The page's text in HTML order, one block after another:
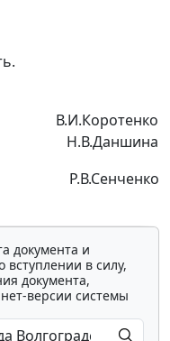
В.И.Коротенко
Н.В.Даншина
Р.В.Сенченко
документа и
в силу,
документа,
версии системы